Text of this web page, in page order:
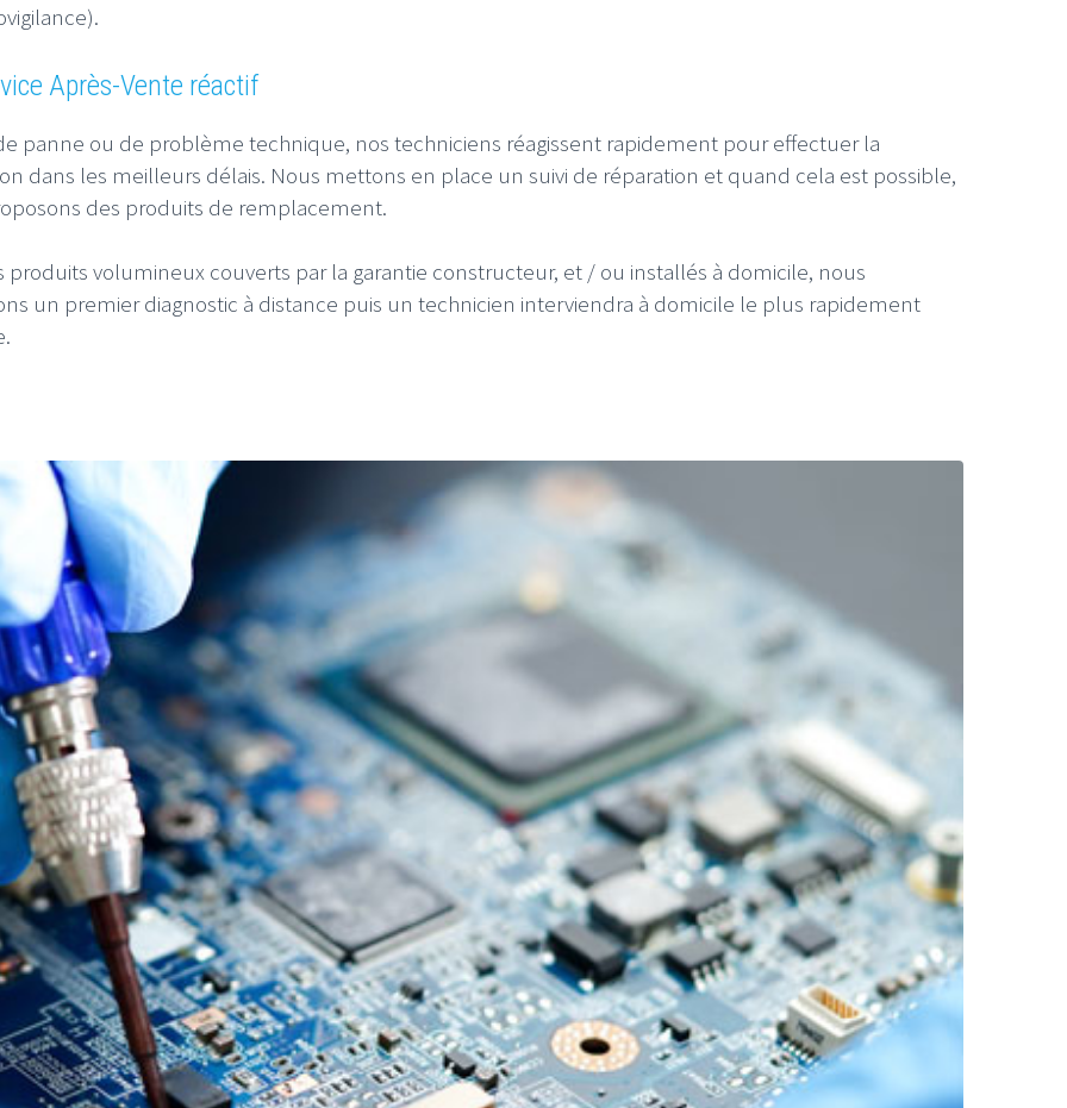
Après-Vente réactif
panne ou de problème technique, nos techniciens réagissent rapidement pour effectuer la
dans les meilleurs délais. Nous mettons en place un suivi de réparation et quand cela est possible,
des produits de remplacement.
produits volumineux couverts par la garantie constructeur, et / ou installés à domicile, nous
un premier diagnostic à distance puis un technicien interviendra à domicile le plus rapidement